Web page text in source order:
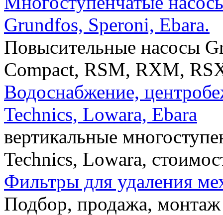
Grundfos, Speroni, Ebara.
Повысительные насосы
Compact, RSM, RXM,
Водоснабжение,
Technics, Lowara, Ebara
вертикальные
Technics, Lowara,
Фильтры для удаления
Подбор, продажа, монтаж